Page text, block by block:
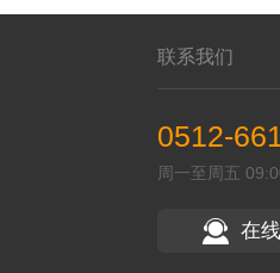
联系我们
0512-
周一至周五
在